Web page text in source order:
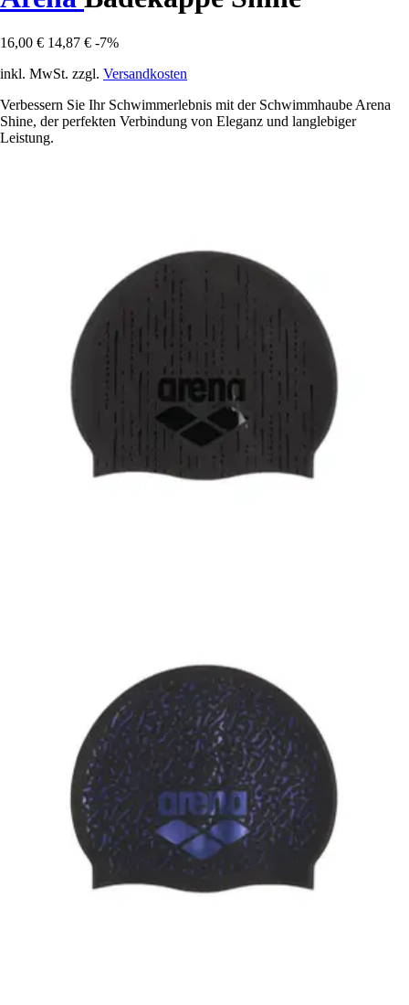
16,00 € 14,87 € -7%
inkl. MwSt. zzgl. Versandkosten
Verbessern Sie Ihr Schwimmerlebnis mit der Schwimmhaube Arena
Shine, der perfekten Verbindung von Eleganz und langlebiger
Leistung.